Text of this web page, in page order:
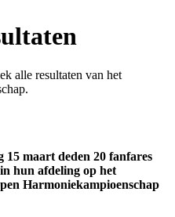
alle resultaten van het
15 maart deden 20 fanfares
hun afdeling op het
Harmoniekampioenschap